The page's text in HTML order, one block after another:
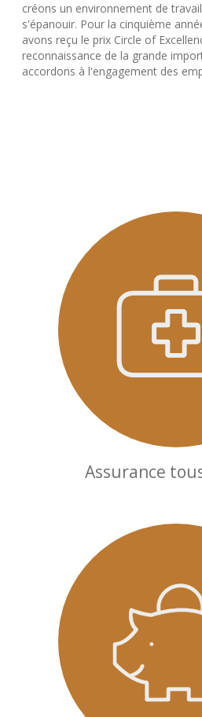
créons un environnement de
s'épanouir. Pour la cinquième
avons reçu le prix Circle of
reconnaissance de la grande
accordons à l'engagement des
Assurance